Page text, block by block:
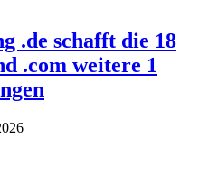
.de schafft die 18
.com weitere 1